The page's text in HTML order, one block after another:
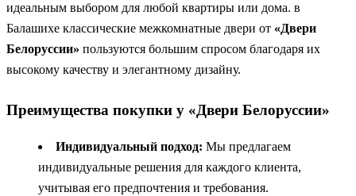
идеальным выбором для любой квартиры или дома. в
Балашихе классические межкомнатные двери от «Двери
Белоруссии» пользуются большим спросом благодаря их
высокому качеству и элегантному дизайну.
Преимущества покупки у «Двери Белоруссии»
Индивидуальный подход: Мы предлагаем
индивидуальные решения для каждого клиента,
учитывая его предпочтения и требования.